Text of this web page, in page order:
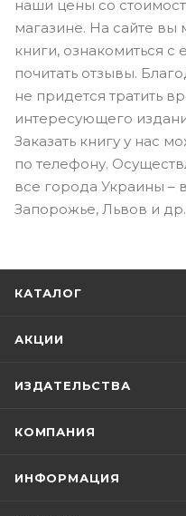
наши цены со
магазине. На сайте
книги, ознакомиться
почитать отзывы.
не придется тратить
интересующего
Заказать книгу у нас
по телефону.
все города Украины –
Запорожье, Львов и др.
КАТАЛОГ
АКЦИИ
ИЗДАТЕЛЬСТВА
КОМПАНИЯ
ИНФОРМАЦИЯ